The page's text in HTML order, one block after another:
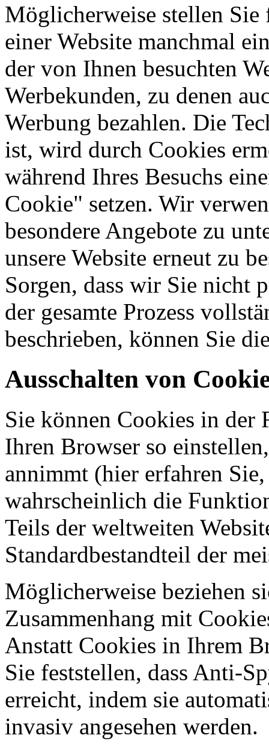
Möglicherweise stellen Sie
einer Website manchmal
der von Ihnen besuchten
Werbekunden, zu denen
Werbung bezahlen. Die
ist, wird durch Cookies
während Ihres Besuchs
Cookie" setzen. Wir
besondere Angebote zu
unsere Website erneut zu
Sorgen, dass wir Sie nicht
der gesamte Prozess
beschrieben, können Sie
Ausschalten von
Sie können Cookies in der
Ihren Browser so
annimmt (hier erfahren
wahrscheinlich die
Teils der weltweiten
Standardbestandteil der
Möglicherweise beziehen
Zusammenhang mit
Anstatt Cookies in Ihrem
Sie feststellen, dass Anti-
erreicht, indem sie
invasiv angesehen werden.